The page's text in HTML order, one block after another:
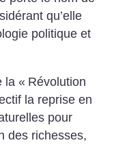
qu’elle
politique et
la « Révolution
la reprise en
pour
des richesses,